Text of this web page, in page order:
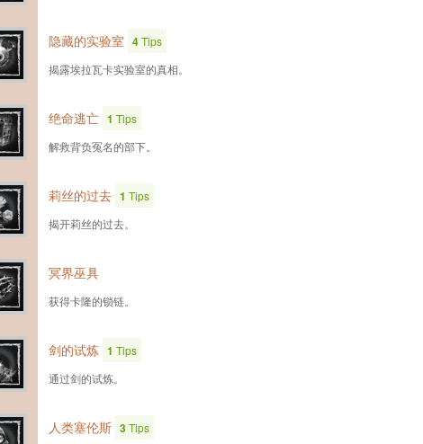
隐藏的实验室 4Tips
揭露埃拉瓦卡实验室的真相。
绝命逃亡 1 Tips
解救背负冤名的部下。
莉丝的过去 1 Tips
揭开莉丝的过去。
冥界巫具
获得卡隆的锁链。
剑的试炼 1 Tips
通过剑的试炼。
人类塞伦斯 3Tips